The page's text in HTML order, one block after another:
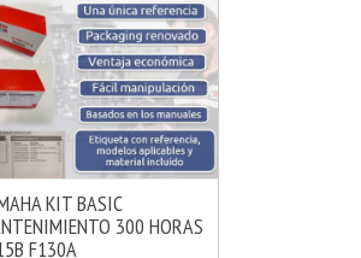
MÁS INFO
KIT BASIC
300 HORAS
F130A